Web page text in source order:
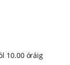
10.00 óráig